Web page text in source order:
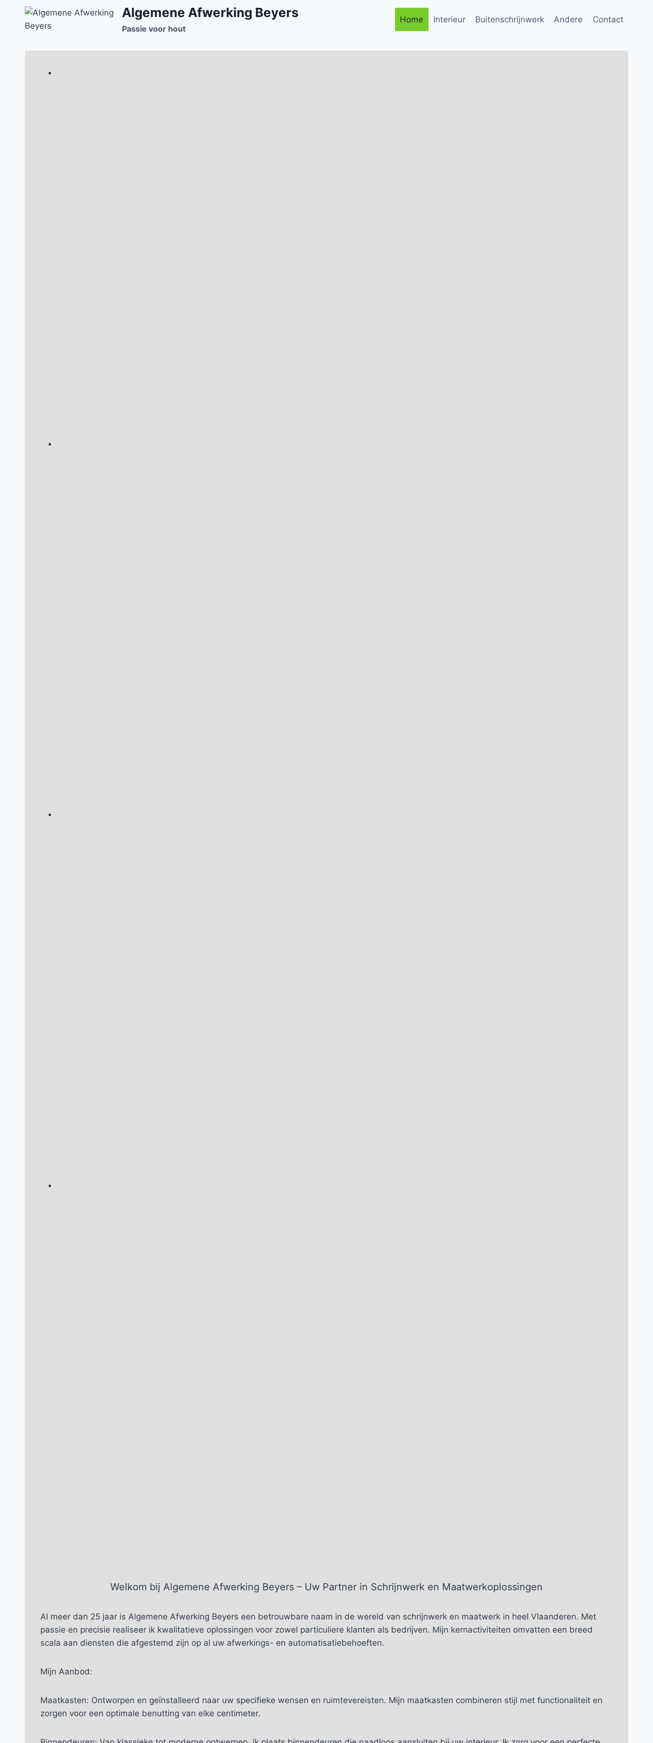
Doorgaan
Algemene Afwerking Beyers
Passie voor hout
Home Interieur Buitenschrijnwerk Andere Contact
Welkom bij Algemene Afwerking Beyers – Uw Partner in Schrijnwerk en Maatwerkoplossingen
Al meer dan 25 jaar is Algemene Afwerking Beyers een betrouwbare naam in de wereld van schrijnwerk en maatwerk in heel Vlaanderen. Met
passie en precisie realiseer ik kwalitatieve oplossingen voor zowel particuliere klanten als bedrijven. Mijn kernactiviteiten omvatten een breed
scala aan diensten die afgestemd zijn op al uw afwerkings- en automatisatiebehoeften.
Mijn Aanbod:
Maatkasten: Ontworpen en geïnstalleerd naar uw specifieke wensen en ruimtevereisten. Mijn maatkasten combineren stijl met functionaliteit en
zorgen voor een optimale benutting van elke centimeter.